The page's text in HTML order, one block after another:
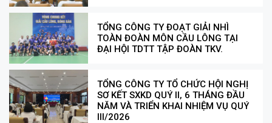
TỔNG CÔNG TY ĐOẠT GIẢI NHÌ
TOÀN ĐOÀN MÔN CẦU LÔNG TẠI
ĐẠI HỘI TDTT TẬP ĐOÀN TKV.
TỔNG CÔNG TY TỔ CHỨC HỘI NGHỊ
SƠ KẾT SXKD QUÝ II, 6 THÁNG ĐẦU
NĂM VÀ TRIỂN KHAI NHIỆM VỤ QUÝ
III/2026